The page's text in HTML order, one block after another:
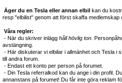
Äger du en Tesla eller annan elbil kan du
resp "elbilist" genom att först skaffa medlemskap
Våra regler:
- När du skriver inlägg håll hövlig ton.
avstängning.
- Här diskuterar vi elbilar i allmänhet och Tesla i
till andra forum.
- Endast ett konto per person på forumet.
- Din Tesla referralkod kan du ange i din profil.
annanstans på forumet! Du får inte göra reklam